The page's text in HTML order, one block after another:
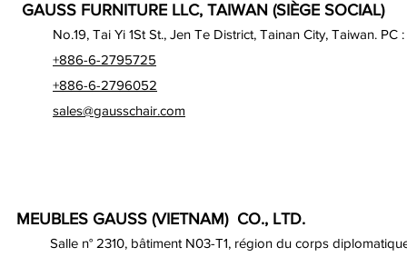
GAUSS FURNITURE LLC, TAIWAN (SIÈGE SOCIAL)
No.19, Tai Yi 1St St., Jen Te District, Tainan City, Taiwan. PC :
+886-6-2795725
+886-6-2796052
sales@gausschair.com
MEUBLES GAUSS (VIETNAM) CO., LTD.
Salle n° 2310, bâtiment N03-T1, région du corps